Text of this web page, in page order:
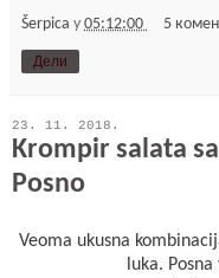
Šerpica у 05:12:00 5
Дели
23. 11. 2018.
Krompir salata
Posno
Veoma ukusna
luka.